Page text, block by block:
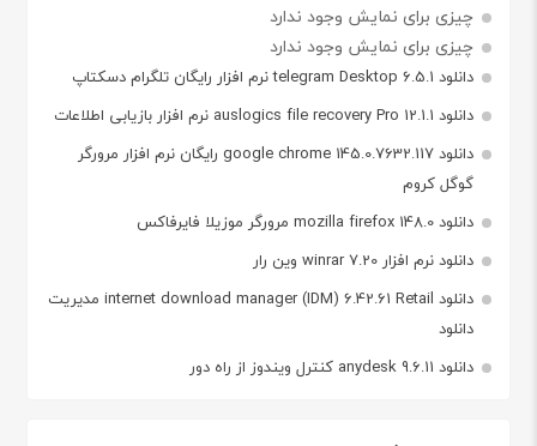
چیزی برای نمایش وجود ندارد
چیزی برای نمایش وجود ندارد
دانلود telegram Desktop 6.5.1 نرم افزار رایگان تلگرام دسکتاپ
دانلود auslogics file recovery Pro 12.1.1 نرم افزار بازیابی اطلاعات
دانلود google chrome 145.0.7632.117 رایگان نرم افزار مرورگر
گوگل کروم
دانلود mozilla firefox 148.0 مرورگر موزیلا فایرفاکس
دانلود نرم افزار winrar 7.20 وین رار
دانلود internet download manager (IDM) 6.42.61 Retail مدیریت
دانلود
دانلود anydesk 9.6.11 کنترل ویندوز از راه دور